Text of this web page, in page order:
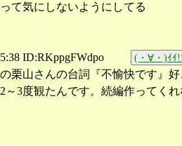
て気にしないようにしてる
ID:RKppgFWdpo (・∀・)ｲｲ!!
栗山さんの台詞『不愉快です』好
3度観たんです。続編作ってくれ